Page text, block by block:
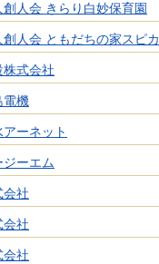
人会 きらり白妙保育園
人会 ともだちの家スピカ
株式会社
電機
ーネット
ーエム
会社
会社
会社